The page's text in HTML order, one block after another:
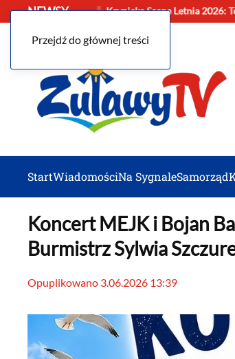
Przejdź do głównej treści
NEWSY Krynicka Scena Letnia 2026:
StartWiadomościNa SygnaleSamorząd
Koncert MEJK i Bojan
Burmistrz Sylwia
Opuplikowano 3.06.2026 13:39